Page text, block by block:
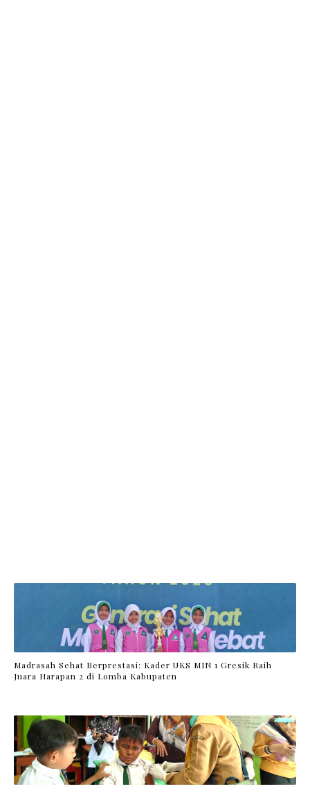
Madrasah Sehat Berprestasi: Kader UKS MIN 1 Gresik Raih
Juara Harapan 2 di Lomba Kabupaten